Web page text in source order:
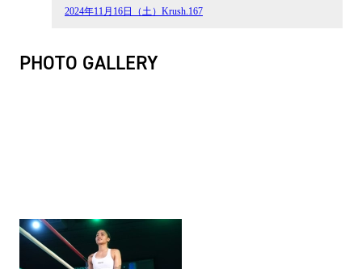
2024年11月16日（土）Krush.167
PHOTO GALLERY